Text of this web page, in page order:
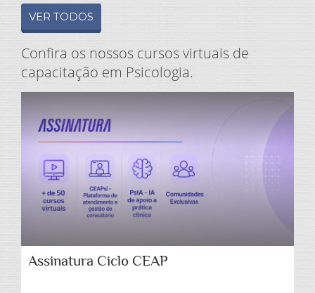
VER TODOS
Confira os nossos cursos virtuais de
capacitação em Psicologia.
Assinatura Ciclo CEAP